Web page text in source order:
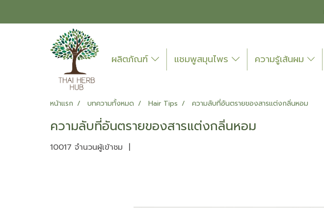
ผลิตภัณฑ์ แชมพูสมุนไพร ความรู้เส้นผม
หน้าแรก บทความทั้งหมด Hair Tips ความลับที่อันตรายของสารแต่งกลิ่นหอม
ความลับที่อันตรายของสารแต่งกลิ่นหอม
10017 จำนวนผู้เข้าชม |